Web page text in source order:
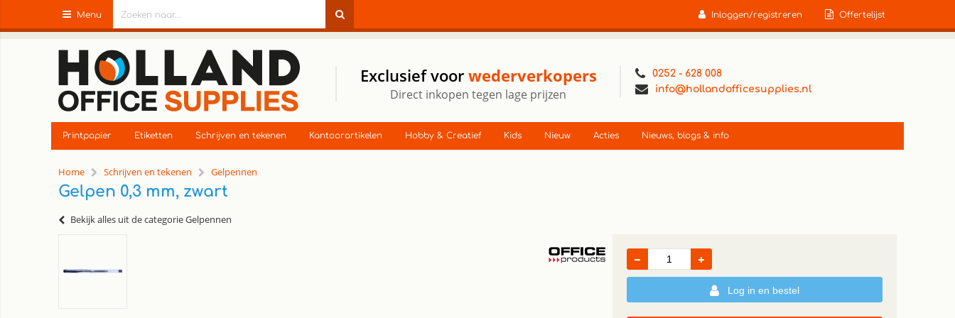
Menu Inloggen/registreren Offertelijst
0252 - 628 008
info@hollandofficesupplies.nl
Exclusief voor wederverkopers
Direct inkopen tegen lage prijzen
Printpapier Etiketten Schrijven en tekenen Kantoorartikelen Hobby & Creatief Kids Nieuw Acties Nieuws, blogs & info
Home Schrijven en tekenen Gelpennen
Gelpen 0,3 mm, zwart
Bekijk alles uit de categorie Gelpennen
Log in en bestel